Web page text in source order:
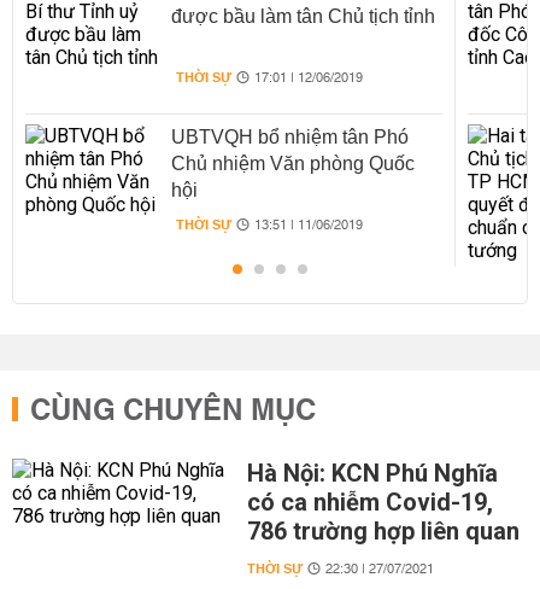
được bầu làm tân Chủ tịch tỉnh
THỜI SỰ 17:01 | 12/06/2019
UBTVQH bổ nhiệm tân Phó
Chủ nhiệm Văn phòng Quốc
hội
THỜI SỰ 13:51 | 11/06/2019
CÙNG CHUYÊN MỤC
Hà Nội: KCN Phú Nghĩa
có ca nhiễm Covid-19,
786 trường hợp liên quan
THỜI SỰ 22:30 | 27/07/2021